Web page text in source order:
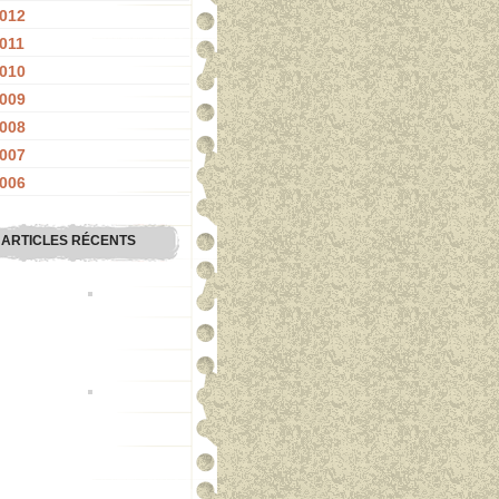
ARTICLES RÉCENTS